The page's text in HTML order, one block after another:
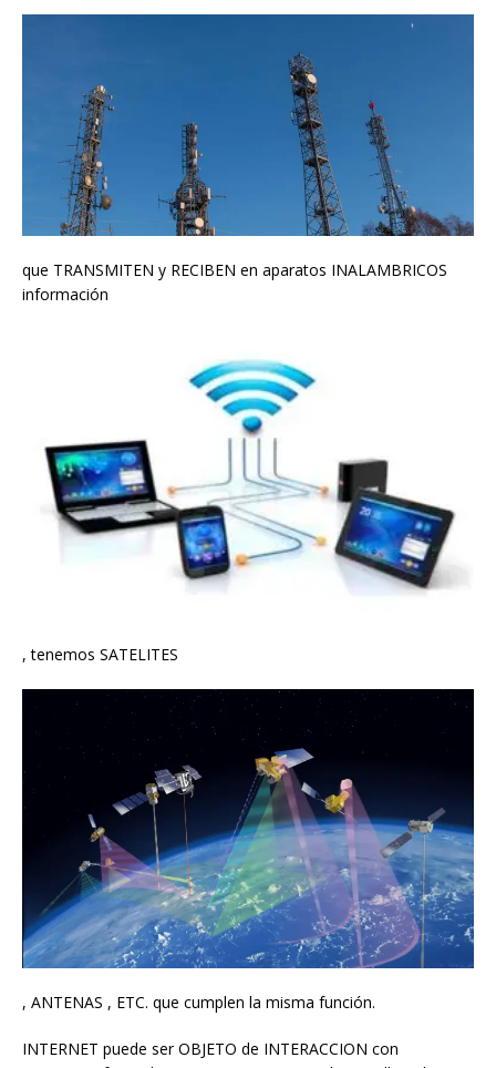
que TRANSMITEN y RECIBEN en aparatos INALAMBRICOS
información
, tenemos SATELITES
, ANTENAS , ETC. que cumplen la misma función.
INTERNET puede ser OBJETO de INTERACCION con